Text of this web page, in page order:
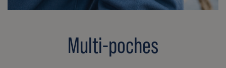
Multi-poches